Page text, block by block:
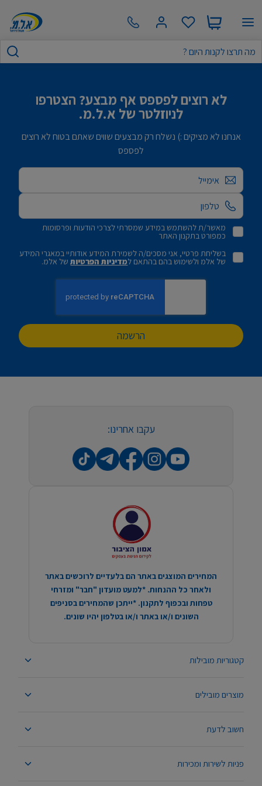
לא רוצים לפספס אף מבצע? הצטרפו
לניוזלטר של א.ל.מ.
אנחנו לא מציקים :) נשלח רק מבצעים שווים שאתם בטוח לא רוצים
לפספס
אימייל
מאשר/ת להשתמש במידע שמסרתי לצרכי הודעות ופרסומות
כמפורט בתקנון האתר
בשליחת פרטיי, אני מסכים/ה לשמירת המידע אודותיי במאגרי המידע
של אלמ ולשימוש בהם בהתאם למדיניות הפרטיותשל אלמ.
הרשמה
קטגוריות מובילות
מוצרים מובילים
חשוב לדעת
פניות לשירות ומכירות
עקבו אחרינו:
המחירים המוצגים באתר הם בלעדיים לרוכשים באתר
ולאחר כל ההנחות. *למעט מועדון "חבר" ומזרחי
טפחות ובכפוף לתקנון. *ייתכן שהמחירים בסניפים
השונים ו/או באתר ו/או בטלפון יהיו שונים.